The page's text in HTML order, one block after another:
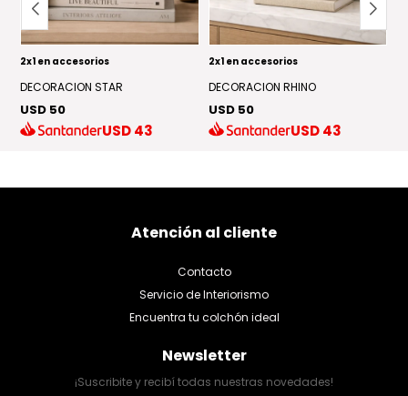
2x1 en accesorios
DECORACION STAR
USD 50
USD43
2x1 en accesorios
DECORACION RHINO
USD 50
USD43
Atención al cliente
Contacto
Servicio de Interiorismo
Encuentra tu colchón ideal
Newsletter
¡Suscribite y recibí todas nuestras novedades!